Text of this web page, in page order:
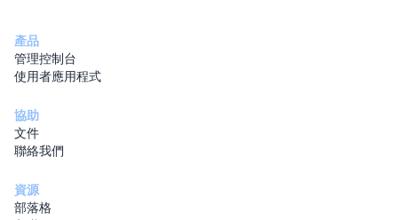
產品
管理控制台
使用者應用程式
協助
文件
聯絡我們
資源
部落格